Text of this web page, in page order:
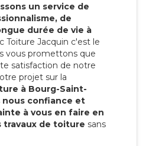
un service de
de
durée de vie à
Toiture Jacquin c'est le
vous promettons que
satisfaction de notre
projet sur la
à Bourg-Saint-
nous confiance et
à vous en faire en
travaux de toiture sans